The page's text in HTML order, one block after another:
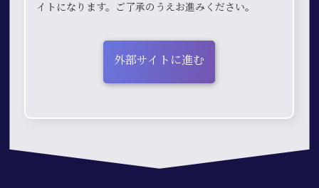
イトになります。ご了承のうえお進みください。
外部サイトに進む